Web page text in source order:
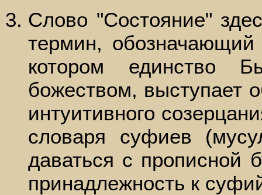
Слово "Состояние"
термин, обозначающий
котором единство
божеством, выступает
интуитивного
словаря суфиев
даваться с прописной
принадлежность к